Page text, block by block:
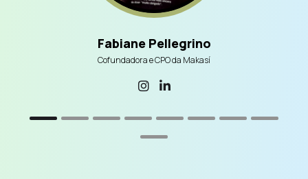
Fabiane Pellegrino
Cofundadora e CPO da Makasí